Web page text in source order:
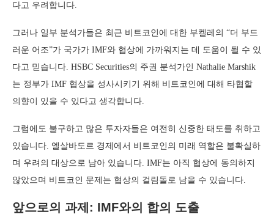
다고 우려합니다.
그러나 일부 분석가들은 최근 비트코인에 대한 부켈레의 “더 부드
러운 어조”가 국가가 IMF와 협상에 가까워지는 데 도움이 될 수 있
다고 믿습니다. HSBC Securities의 주권 분석가인 Nathalie Marshik
는 정부가 IMF 협상을 성사시키기 위해 비트코인에 대해 타협할
의향이 있을 수 있다고 생각합니다.
그럼에도 불구하고 많은 투자자들은 여전히 ​​신중한 태도를 취하고
있습니다. 엘살바도르 경제에서 비트코인의 미래 역할은 불확실하
며 우려의 대상으로 남아 있습니다. IMF는 아직 협상에 동의하지
않았으며 비트코인 문제는 협상의 걸림돌로 남을 수 있습니다.
앞으로의 과제: IMF와의 합의 도출